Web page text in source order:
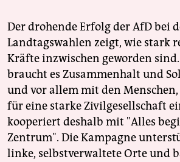
Der drohende Erfolg der AfD bei
Landtagswahlen zeigt, wie stark
Kräfte inzwischen geworden
braucht es Zusammenhalt und
und vor allem mit den
für eine starke Zivilgesellschaft
kooperiert deshalb mit "Alles
Zentrum". Die Kampagne
linke, selbstverwaltete Orte und